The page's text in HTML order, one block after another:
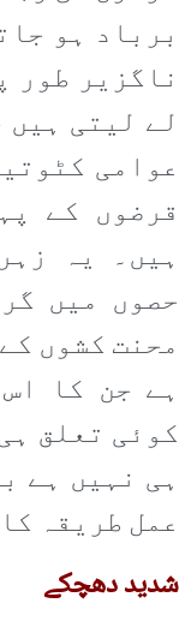
برباد ہو
ناگزیر طور
لے لیتی
عوامی
قرضوں کے
ہیں۔ یہ
حصوں میں
محنت کشوں
ہے جن کا
کوئی تعلق
ہی نہیں ہے
عمل طریقہ
شدید دھچکے